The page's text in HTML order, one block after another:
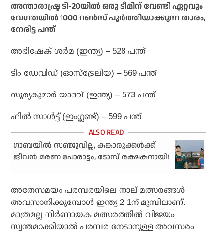
അന്താരാഷ്ട്ര ടി-20യില്‍ ഒരു ടീമിന് വേണ്ടി ഏറ്റവും
വേഗതയില്‍ 1000 റണ്‍സ് പൂര്‍ത്തിയാക്കുന്ന താരം,
നേരിട്ട പന്ത്
അഭിഷേക് ശര്‍മ (ഇന്ത്യ) – 528 പന്ത്
ടിം ഡേവിഡ് (ഓസ്‌ട്രേലിയ) – 569 പന്ത്
സൂര്യകുമാര്‍ യാദവ് (ഇന്ത്യ) – 573 പന്ത്
ഫില്‍ സാള്‍ട്ട് (ഇംഗ്ലണ്ട്) – 599 പന്ത്
ഗാബയില്‍ സഞ്ജുവില്ല, കങ്കാരുക്കള്‍ക്ക്
ജീവന്‍ മരണ പോരാട്ടം; ടോസ് രക്ഷകനായി!
അതേസമയം പരമ്പരയിലെ നാല് മത്സരങ്ങള്‍
അവസാനിക്കുമ്പോള്‍ ഇന്ത്യ 2-1ന് മുമ്പിലാണ്.
മാത്രമല്ല നിര്‍ണായക മത്സരത്തില്‍ വിജയം
സ്വന്തമാക്കിയാല്‍ പരമ്പര നേടാനുള്ള അവസരം